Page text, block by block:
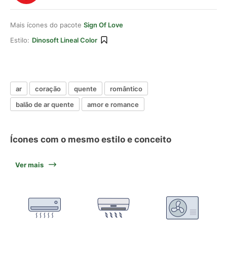
Mais ícones do pacote Sign Of Love
Estilo: Dinosoft Lineal Color
ar coração quente
romântico
balão de ar quente
amor e romance
Ícones com o mesmo estilo e conceito
Ver mais